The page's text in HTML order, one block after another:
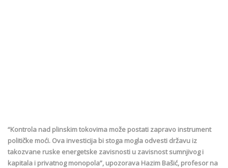
“Kontrola nad plinskim tokovima može postati zapravo instrument
političke moći. Ova investicija bi stoga mogla odvesti državu iz
takozvane ruske energetske zavisnosti u zavisnost sumnjivog i
kapitala i privatnog monopola”, upozorava Hazim Bašić, profesor na